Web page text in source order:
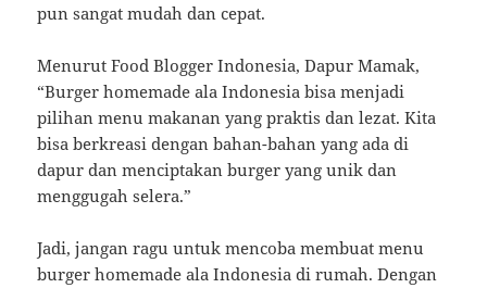
pun sangat mudah dan cepat.
Menurut Food Blogger Indonesia, Dapur Mamak,
“Burger homemade ala Indonesia bisa menjadi
pilihan menu makanan yang praktis dan lezat. Kita
bisa berkreasi dengan bahan-bahan yang ada di
dapur dan menciptakan burger yang unik dan
menggugah selera.”
Jadi, jangan ragu untuk mencoba membuat menu
burger homemade ala Indonesia di rumah. Dengan